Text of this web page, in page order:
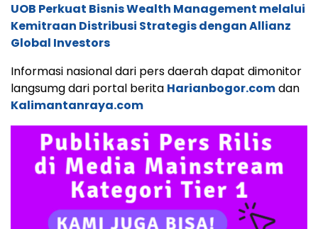
UOB Perkuat Bisnis Wealth Management melalui
Kemitraan Distribusi Strategis dengan Allianz
Global Investors
Informasi nasional dari pers daerah dapat dimonitor
langsumg dari portal berita Harianbogor.comdan
Kalimantanraya.com